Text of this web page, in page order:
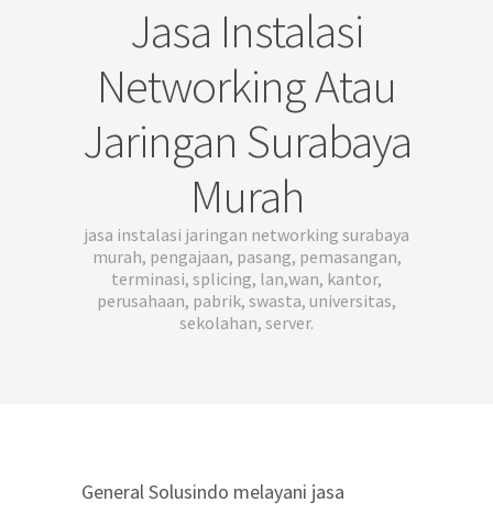
Jasa Instalasi
Networking Atau
Jaringan Surabaya
Murah
jasa instalasi jaringan networking surabaya
murah, pengajaan, pasang, pemasangan,
terminasi, splicing, lan,wan, kantor,
perusahaan, pabrik, swasta, universitas,
sekolahan, server.
General Solusindo melayani jasa